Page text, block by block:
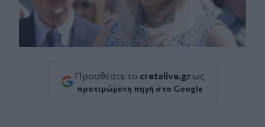
Προσθέστε το cretalive.gr ως
προτιμώμενη πηγή στο Google